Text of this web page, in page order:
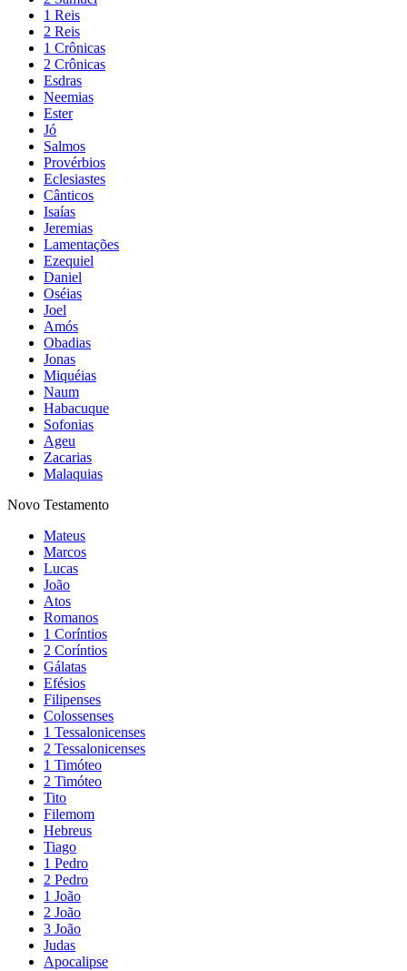
1 Reis
2 Reis
1 Crônicas
2 Crônicas
Esdras
Neemias
Ester
Jó
Salmos
Provérbios
Eclesiastes
Cânticos
Isaías
Jeremias
Lamentações
Ezequiel
Daniel
Oséias
Joel
Amós
Obadias
Jonas
Miquéias
Naum
Habacuque
Sofonias
Ageu
Zacarias
Malaquias
Novo Testamento
Mateus
Marcos
Lucas
João
Atos
Romanos
1 Coríntios
2 Coríntios
Gálatas
Efésios
Filipenses
Colossenses
1 Tessalonicenses
2 Tessalonicenses
1 Timóteo
2 Timóteo
Tito
Filemom
Hebreus
Tiago
1 Pedro
2 Pedro
1 João
2 João
3 João
Judas
Apocalipse